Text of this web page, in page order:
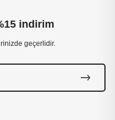
indirim
geçerlidir.